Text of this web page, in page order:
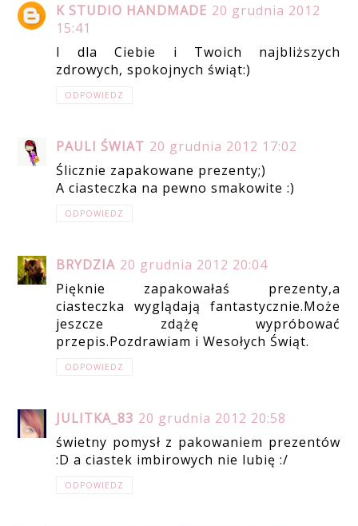
K STUDIO HANDMADE 20 grudnia 2012
15:41
I dla Ciebie i Twoich najbliższych
zdrowych, spokojnych świąt:)
ODPOWIEDZ
PAULI ŚWIAT 20 grudnia 2012 17:02
Ślicznie zapakowane prezenty;)
A ciasteczka na pewno smakowite :)
ODPOWIEDZ
BRYDZIA 20 grudnia 2012 20:04
Pięknie zapakowałaś prezenty,a
ciasteczka wyglądają fantastycznie.Może
jeszcze zdążę wypróbować
przepis.Pozdrawiam i Wesołych Świąt.
ODPOWIEDZ
JULITKA_83 20 grudnia 2012 20:58
świetny pomysł z pakowaniem prezentów
:D a ciastek imbirowych nie lubię :/
ODPOWIEDZ